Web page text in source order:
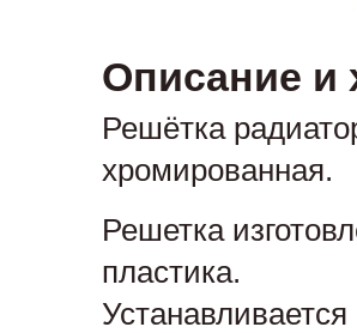
Описание и
Решётка
хромированная.
Решетка
пластика.